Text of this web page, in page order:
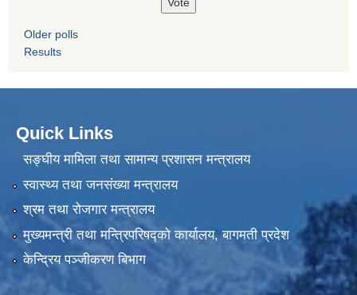
Older polls
Results
Quick Links
सङ्घीय मामिला तथा सामान्य प्रशासन मन्त्रालय
स्वास्थ्य तथा जनसंख्या मन्त्रालय
श्रम तथा रोजगार मन्त्रालय
मुख्यमन्त्री तथा मन्त्रिपरिषद्को कार्यालय, बागमती प्रदेश
केन्द्रिय पञ्जीकरण बिभाग